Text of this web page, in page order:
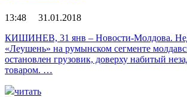
13:48 31.01.2018
КИШИНЕВ, 31 янв – Новости-Молдова.
«Леушень» на румынском сегменте
остановлен грузовик, доверху набитый
товаром. …
читать